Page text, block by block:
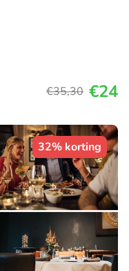
€35,30 €24
32% korting